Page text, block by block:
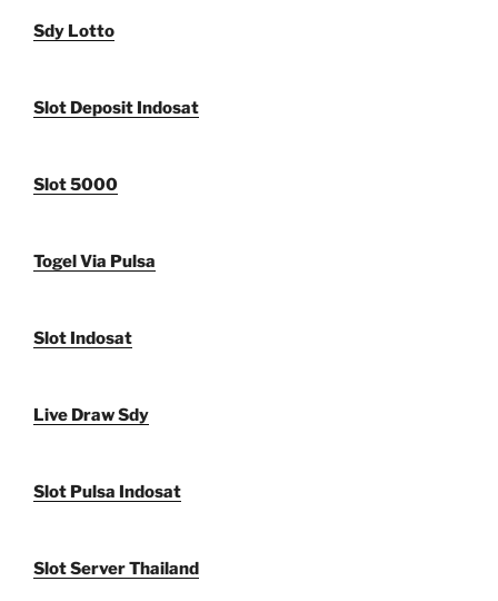
Sdy Lotto
Slot Deposit Indosat
Slot 5000
Togel Via Pulsa
Slot Indosat
Live Draw Sdy
Slot Pulsa Indosat
Slot Server Thailand